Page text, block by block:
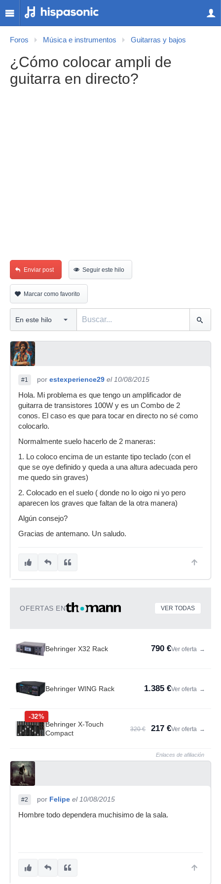
Foros Música e instrumentos Guitarras y bajos
¿Cómo colocar ampli de
guitarra en directo?
Enviar post Seguir este hilo
Marcar como favorito
#1 por estexperience29 el 10/08/2015
Hola. Mi problema es que tengo un amplificador de
guitarra de transistores 100W y es un Combo de 2
conos. El caso es que para tocar en directo no sé como
colocarlo.
Normalmente suelo hacerlo de 2 maneras:
1. Lo coloco encima de un estante tipo teclado (con el
que se oye definido y queda a una altura adecuada pero
me quedo sin graves)
2. Colocado en el suelo ( donde no lo oigo ni yo pero
aparecen los graves que faltan de la otra manera)
Algún consejo?
Gracias de antemano. Un saludo.
OFERTAS EN VER TODAS
Behringer X32 Rack 790 €Ver oferta →
Behringer WING Rack 1.385 €Ver oferta →
-32%
Behringer X-Touch
Compact
320 € 217 €Ver oferta →
Enlaces de afiliación
#2 por Felipe el 10/08/2015
Hombre todo dependera muchisimo de la sala.